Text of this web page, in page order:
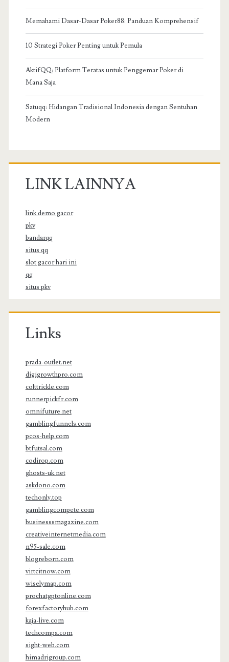
Memahami Dasar-Dasar Poker88: Panduan Komprehensif
10 Strategi Poker Penting untuk Pemula
AktifQQ: Platform Teratas untuk Penggemar Poker di
Mana Saja
Satuqq: Hidangan Tradisional Indonesia dengan Sentuhan
Modern
LINK LAINNYA
link demo gacor
pkv
bandarqq
situs qq
slot gacor hari ini
qq
situs pkv
Links
prada-outlet.net
digigrowthpro.com
colttrickle.com
runnerpickfr.com
omnifuture.net
gamblingfunnels.com
pcos-help.com
btfutsal.com
codirop.com
ghosts-uk.net
askdono.com
techonly.top
gamblingcompete.com
businesssmagazine.com
creativeinternetmedia.com
n95-sale.com
blogreborn.com
virtcitnow.com
wiselymap.com
prochatgptonline.com
forexfactoryhub.com
kaja-live.com
techcompa.com
sight-web.com
himadrigroup.com